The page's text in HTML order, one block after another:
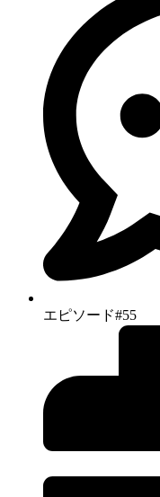
エピソード#55